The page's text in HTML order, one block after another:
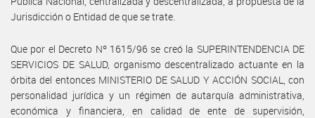
Jurisdicción o Entidad de que se trate.
Que por el Decreto Nº 1615/96 se creó la SUPERINTENDENCIA DE
SERVICIOS DE SALUD, organismo descentralizado actuante en la
órbita del entonces MINISTERIO DE SALUD Y ACCIÓN SOCIAL, con
personalidad jurídica y un régimen de autarquía administrativa,
económica y financiera, en calidad de ente de supervisión,